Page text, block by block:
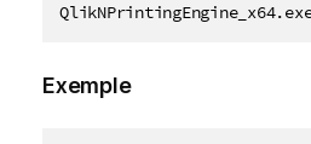
QlikNPrintingEngine_x64.exe
Exemple